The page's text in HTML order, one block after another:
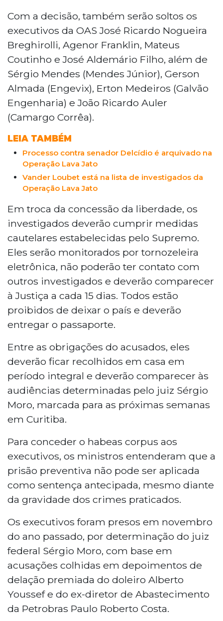
Com a decisão, também serão soltos os
executivos da OAS José Ricardo Nogueira
Breghirolli, Agenor Franklin, Mateus
Coutinho e José Aldemário Filho, além de
Sérgio Mendes (Mendes Júnior), Gerson
Almada (Engevix), Erton Medeiros (Galvão
Engenharia) e João Ricardo Auler
(Camargo Corrêa).
LEIA TAMBÉM
Processo contra senador Delcídio é arquivado na
Operação Lava Jato
Vander Loubet está na lista de investigados da
Operação Lava Jato
Em troca da concessão da liberdade, os
investigados deverão cumprir medidas
cautelares estabelecidas pelo Supremo.
Eles serão monitorados por tornozeleira
eletrônica, não poderão ter contato com
outros investigados e deverão comparecer
à Justiça a cada 15 dias. Todos estão
proibidos de deixar o país e deverão
entregar o passaporte.
Entre as obrigações do acusados, eles
deverão ficar recolhidos em casa em
período integral e deverão comparecer às
audiências determinadas pelo juiz Sérgio
Moro, marcada para as próximas semanas
em Curitiba.
Para conceder o habeas corpus aos
executivos, os ministros entenderam que a
prisão preventiva não pode ser aplicada
como sentença antecipada, mesmo diante
da gravidade dos crimes praticados.
Os executivos foram presos em novembro
do ano passado, por determinação do juiz
federal Sérgio Moro, com base em
acusações colhidas em depoimentos de
delação premiada do doleiro Alberto
Youssef e do ex-diretor de Abastecimento
da Petrobras Paulo Roberto Costa.